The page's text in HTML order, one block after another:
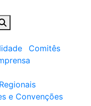
Comitês
e Convenções